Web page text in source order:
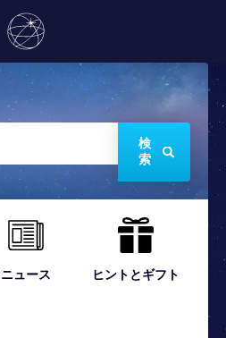
検
索
ニュース ヒントとギフト